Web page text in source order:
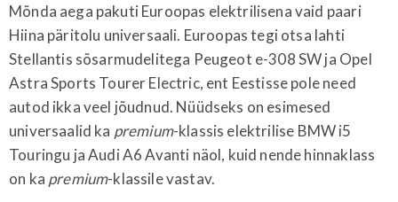
Mõnda aega pakuti Euroopas elektrilisena vaid paari
Hiina päritolu universaali. Euroopas tegi otsa lahti
Stellantis sõsarmudelitega Peugeot e-308 SW ja Opel
Astra Sports Tourer Electric, ent Eestisse pole need
autod ikka veel jõudnud. Nüüdseks on esimesed
universaalid ka premium-klassis elektrilise BMW i5
Touringu ja Audi A6 Avanti näol, kuid nende hinnaklass
on ka premium-klassile vastav.